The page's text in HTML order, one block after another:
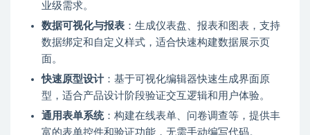
业级需求。
数据可视化与报表 ：生成仪表盘、报表和图表，支持
数据绑定和自定义样式，适合快速构建数据展示页
面。
快速原型设计：基于可视化编辑器快速生成界面原
型，适合产品设计阶段验证交互逻辑和用户体验。
通用表单系统：构建在线表单、问卷调查等，提供丰
富的表单控件和验证功能，无需手动编写代码。